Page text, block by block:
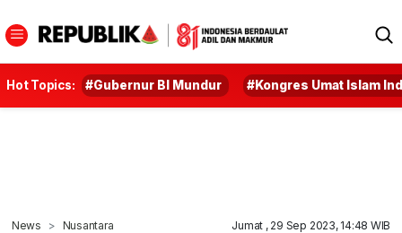
Hot Topics: #Gubernur BI Mundur #Kongres Umat Islam
News Nusantara Jumat , 29 Sep 2023, 14:48 WIB